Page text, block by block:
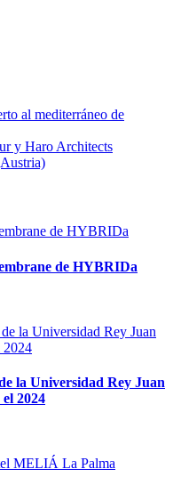
al mediterráneo de
y Haro Architects
de HYBRIDa
la Universidad Rey Juan
2024